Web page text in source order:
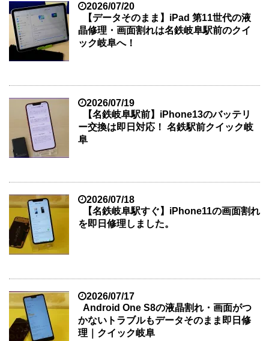
2026/07/20
【データそのまま】iPad 第11世代の液
晶修理・画面割れは名鉄岐阜駅前のクイ
ック岐阜へ！
2026/07/19
【名鉄岐阜駅前】iPhone13のバッテリ
ー交換は即日対応！ 名鉄駅前クイック岐
阜
2026/07/18
【名鉄岐阜駅すぐ】iPhone11の画面割れ
を即日修理しました。
2026/07/17
Android One S8の液晶割れ・画面がつ
かないトラブルもデータそのまま即日修
理｜クイック岐阜